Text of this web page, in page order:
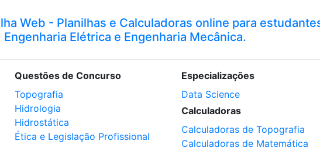
Web - Planilhas e Calculadoras online para
Engenharia Elétrica e Engenharia Mecânica.
Questões de Concurso
Topografia
Hidrologia
Hidrostática
Ética e Legislação Profissional
Especializações
Data Science
Calculadoras
Calculadoras de Topografia
Calculadoras de Matemática